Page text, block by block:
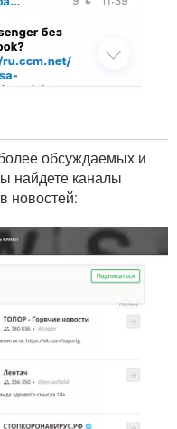
обсуждаемых и
найдете каналы
новостей: